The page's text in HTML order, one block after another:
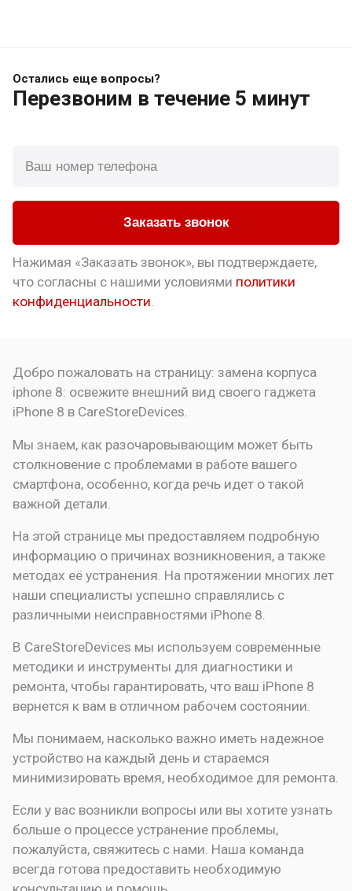
Остались еще вопросы?
Перезвоним в течение 5 минут
Заказать звонок
Нажимая «Заказать звонок», вы подтверждаете,
что согласны с нашими условиями политики
конфиденциальности.
Добро пожаловать на страницу:замена корпуса
iphone 8: освежите внешний вид своего гаджета
iPhone 8 в CareStoreDevices.
Мы знаем, как разочаровывающим может быть
столкновение с проблемами в работе вашего
смартфона, особенно, когда речь идет о такой
важной детали.
На этой странице мы предоставляем подробную
информацию о причинах возникновения, а также
методах её устранения. На протяжении многих лет
наши специалисты успешно справлялись с
различными неисправностями iPhone 8.
В CareStoreDevices мы используем современные
методики и инструменты для диагностики и
ремонта, чтобы гарантировать, что ваш iPhone 8
вернется к вам в отличном рабочем состоянии.
Мы понимаем, насколько важно иметь надежное
устройство на каждый день и стараемся
минимизировать время, необходимое для ремонта.
Если у вас возникли вопросы или вы хотите узнать
больше о процессе устранение проблемы,
пожалуйста, свяжитесь с нами. Наша команда
всегда готова предоставить необходимую